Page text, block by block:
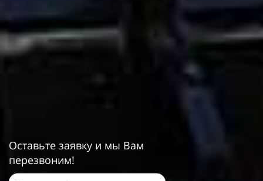
Оставьте заявку и мы Вам
перезвоним!